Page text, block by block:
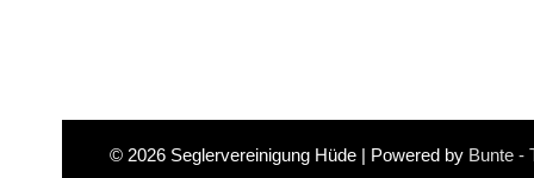
© 2026 Seglervereinigung Hüde | Powered by Bunte -